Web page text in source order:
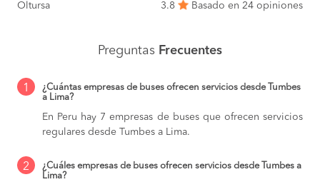
Oltursa
3.8 Basado en 24 opiniones
Preguntas Frecuentes
1
¿Cuántas empresas de buses ofrecen servicios desde Tumbes
a Lima?
En Peru hay 7 empresas de buses que ofrecen servicios
regulares desde Tumbes a Lima.
2
¿Cuáles empresas de buses ofrecen servicios desde Tumbes a
Lima?